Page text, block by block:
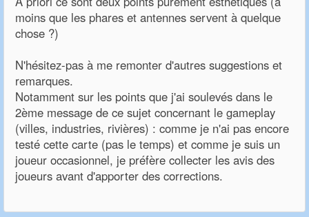
moins que les phares et antennes servent à quelque
chose ?)
N'hésitez-pas à me remonter d'autres suggestions et
remarques.
Notamment sur les points que j'ai soulevés dans le
2ème message de ce sujet concernant le gameplay
(villes, industries, rivières) : comme je n'ai pas encore
testé cette carte (pas le temps) et comme je suis un
joueur occasionnel, je préfère collecter les avis des
joueurs avant d'apporter des corrections.